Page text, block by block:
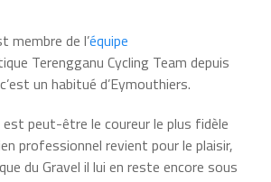
membre de l’équipe
Terengganu Cycling Team depuis
un habitué d’Eymouthiers.
est peut-être le coureur le plus fidèle
professionnel revient pour le plaisir,
du Gravel il lui en reste encore sous